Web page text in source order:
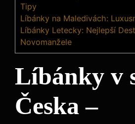
Tipy
Líbánky na Maledivách:
Líbánky Letecky: Nejlepší
Novomanžele
Líbánky v
Česka –